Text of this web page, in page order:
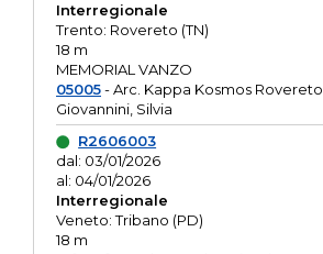
Interregionale
Trento: Rovereto (TN)
18 m
MEMORIAL VANZO
05005- Arc. Kappa Kosmos Rovereto
Giovannini, Silvia
R2606003
dal: 03/01/2026
al: 04/01/2026
Interregionale
Veneto: Tribano (PD)
18 m